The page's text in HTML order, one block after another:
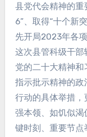
县党代会精神的重
6”、取得“十个新
先开局2023年各
这次县管科级干部
党的二十大精神
指示批示精神的
行动的具体举措
强本领、如饥似
键时刻、重要节点